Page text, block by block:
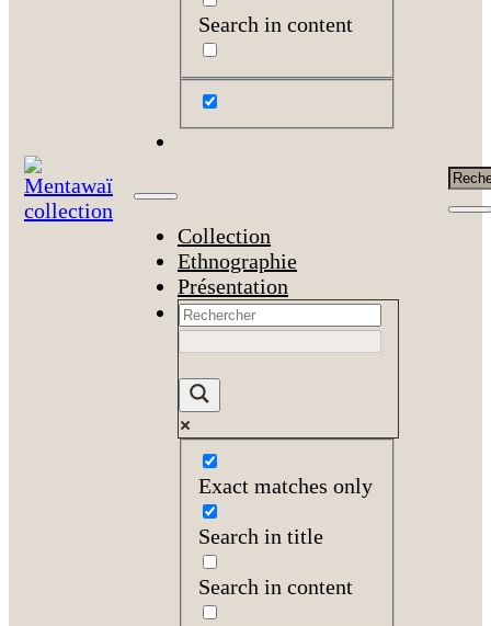
Search in content
Collection
Ethnographie
Présentation
Exact matches only
Search in title
Search in content